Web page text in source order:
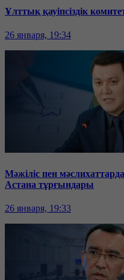
Ұлттық қауіпсіздік
26 января, 19:34
Мәжіліс пен
Астана тұрғындары
26 января, 19:33